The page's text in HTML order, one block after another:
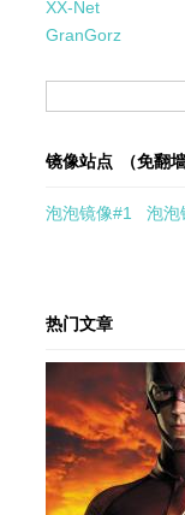
XX-Net
GranGorz
镜像站点 （免翻墙
泡泡镜像#1 泡泡
热门文章